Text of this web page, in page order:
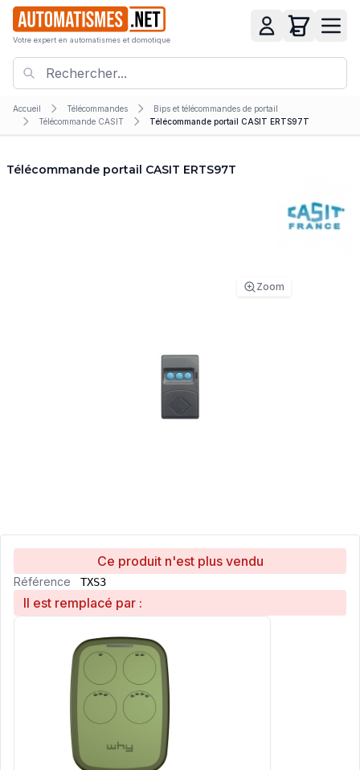
Votre expert en automatismes et domotique
Accueil Télécommandes
Bips et télécommandes de portail
Télécommande CASIT
Télécommande portail CASIT ERTS97T
Télécommande portail CASIT ERTS97T
Zoom
Ce produit n'est plus vendu
Référence TXS3
Il est remplacé par :